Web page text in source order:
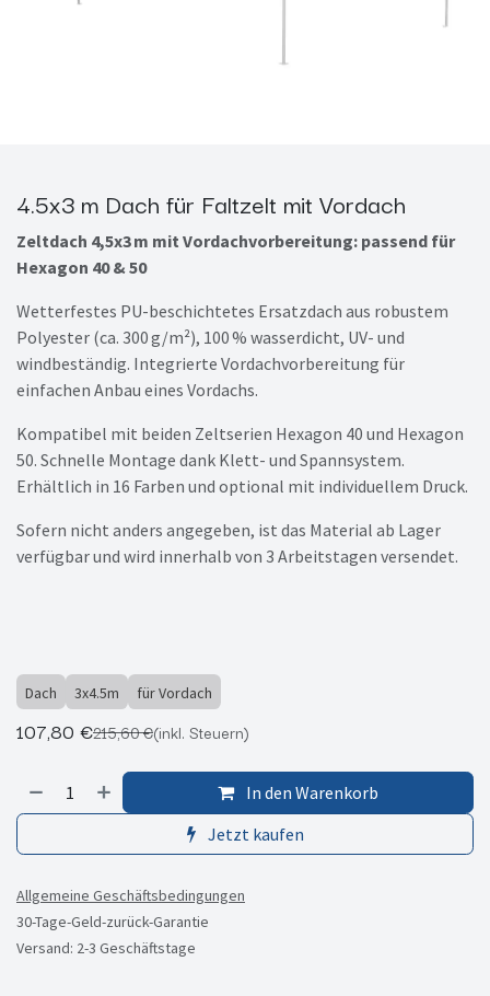
4.5x3 m Dach für Faltzelt mit Vordach
Zeltdach 4,5x3 m mit Vordachvorbereitung: passend für
Hexagon 40 & 50
Wetterfestes PU-beschichtetes Ersatzdach aus robustem
Polyester (ca. 300 g/m²), 100 % wasserdicht, UV- und
windbeständig. Integrierte Vordachvorbereitung für
einfachen Anbau eines Vordachs.
Kompatibel mit beiden Zeltserien Hexagon 40 und Hexagon
50. Schnelle Montage dank Klett- und Spannsystem.
Erhältlich in 16 Farben und optional mit individuellem Druck.
Sofern nicht anders angegeben, ist das Material ab Lager
verfügbar und wird innerhalb von 3 Arbeitstagen versendet.
Dach 3x4.5m für Vordach
107,80 €215,60€(inkl. Steuern)
In den Warenkorb
Jetzt kaufen
Allgemeine Geschäftsbedingungen
30-Tage-Geld-zurück-Garantie
Versand: 2-3 Geschäftstage